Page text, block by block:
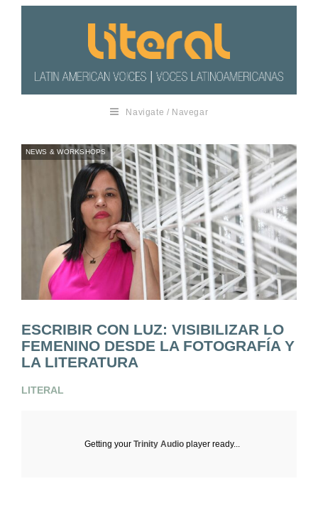
Navigate / Navegar
NEWS & WORKSHOPS
ESCRIBIR CON LUZ: VISIBILIZAR LO
FEMENINO DESDE LA FOTOGRAFÍA Y
LA LITERATURA
LITERAL
Getting yourTrinity Audio player ready...